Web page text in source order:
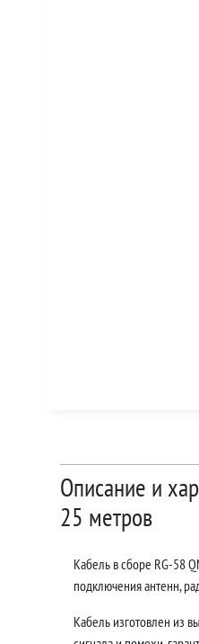
Описание и
25 метров
Кабель в сборе RG-58
подключения антенн,
Кабель изготовлен из